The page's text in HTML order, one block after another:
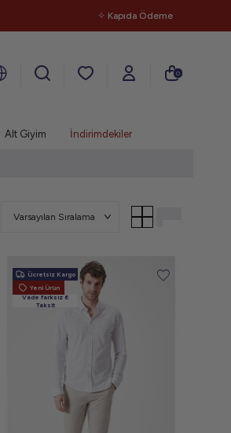
✧ Kapıda Ödeme
0
Alt Giyim İndirimdekiler
Ücretsiz Kargo
Yeni Ürün
Vade farksız 6
Taksit